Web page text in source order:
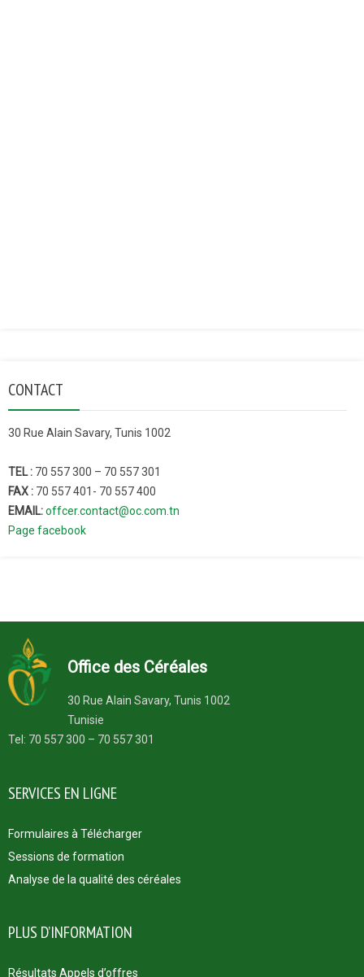
CONTACT
30 Rue Alain Savary, Tunis 1002
TEL : 70 557 300 – 70 557 301
FAX : 70 557 401- 70 557 400
EMAIL:offcer.contact@oc.com.tn
Page facebook
Office des Céréales
30 Rue Alain Savary, Tunis 1002
Tunisie
Tel: 70 557 300 – 70 557 301
SERVICES EN LIGNE
Formulaires à Télécharger
Sessions de formation
Analyse de la qualité des céréales
PLUS D’INFORMATION
Résultats Appels d’offres